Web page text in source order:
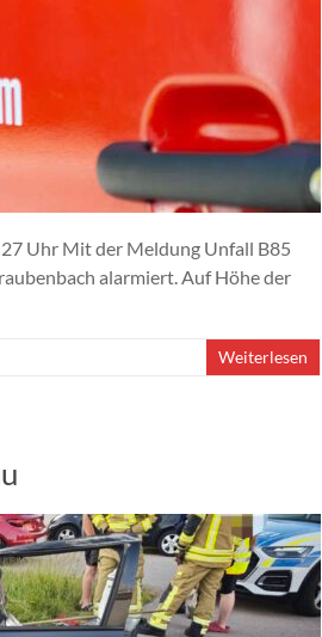
Uhr Mit der Meldung Unfall B85
alarmiert. Auf Höhe der
Weiterlesen